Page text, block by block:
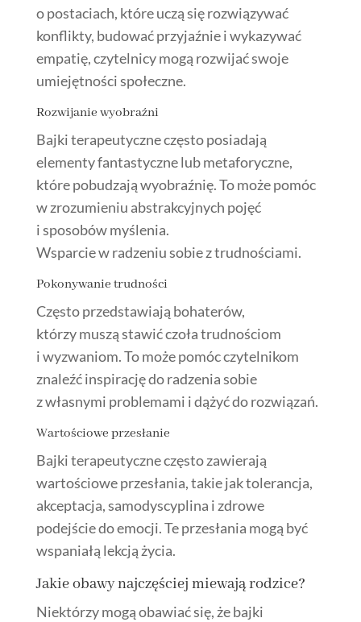
o postaciach, które uczą się rozwiązywać
konflikty, budować przyjaźnie i wykazywać
empatię, czytelnicy mogą rozwijać swoje
umiejętności społeczne.
Rozwijanie wyobraźni
Bajki terapeutyczne często posiadają
elementy fantastyczne lub metaforyczne,
które pobudzają wyobraźnię. To może pomóc
w zrozumieniu abstrakcyjnych pojęć
i sposobów myślenia.
Wsparcie w radzeniu sobie z trudnościami.
Pokonywanie trudności
Często przedstawiają bohaterów,
którzy muszą stawić czoła trudnościom
i wyzwaniom. To może pomóc czytelnikom
znaleźć inspirację do radzenia sobie
z własnymi problemami i dążyć do rozwiązań.
Wartościowe przesłanie
Bajki terapeutyczne często zawierają
wartościowe przesłania, takie jak tolerancja,
akceptacja, samodyscyplina i zdrowe
podejście do emocji. Te przesłania mogą być
wspaniałą lekcją życia.
Jakie obawy najczęściej miewają rodzice?
Niektórzy mogą obawiać się, że bajki